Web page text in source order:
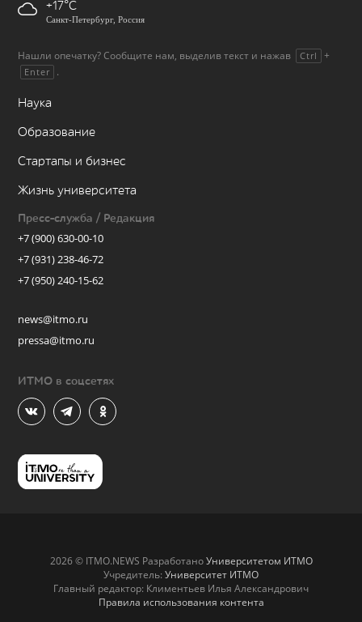
+17
Санкт-Петербург, Россия
Нашли опечатку? Сообщите нам, выделив текст и нажав Ctrl +
Enter .
Наука
Образование
Стартапы и бизнес
Жизнь университета
Пресс-служба / Редакция
+7 (900) 630-00-10
+7 (931) 238-46-72
+7 (950) 240-15-62
news@itmo.ru
pressa@itmo.ru
ИТМО в соцсетях
2026 © ITMO.NEWS РазработаноУниверситетом ИТМО
Учредитель: Университет ИТМО
Главный редактор: Климентьев Илья Александрович
Правила использования контента